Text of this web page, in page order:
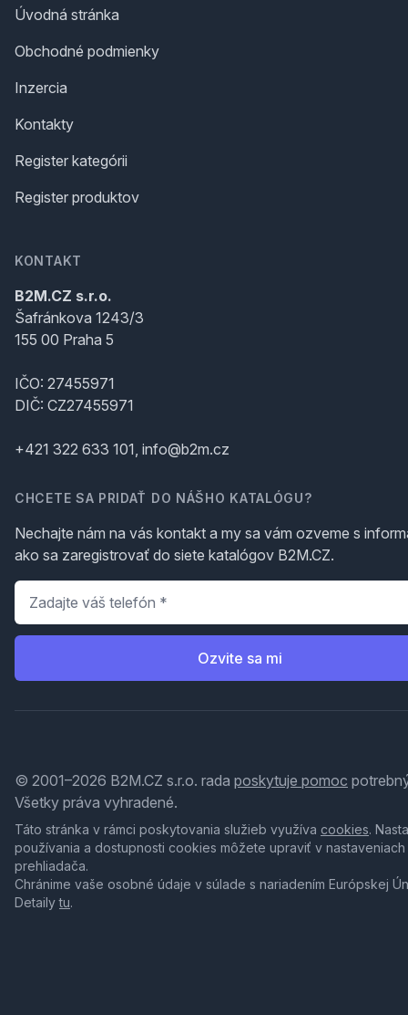
Úvodná stránka
Obchodné podmienky
Inzercia
Kontakty
Register kategórii
Register produktov
KONTAKT
B2M.CZ s.r.o.
Šafránkova 1243/3
155 00 Praha 5
IČO: 27455971
DIČ: CZ27455971
+421 322 633 101, info@b2m.cz
CHCETE SA PRIDAŤ DO NÁŠHO KATALÓGU?
Nechajte nám na vás kontakt a my sa vám ozveme s
ako sa zaregistrovať do siete katalógov B2M.CZ.
Telefón
Ozvite sa mi
© 2001–2026 B2M.CZ s.r.o. rada poskytuje pomoc
Všetky práva vyhradené.
Táto stránka v rámci poskytovania služieb využíva cookies.
používania a dostupnosti cookies môžete upraviť v nastaveniach
prehliadača.
Chránime vaše osobné údaje v súlade s nariadením Európskej
Detailytu.